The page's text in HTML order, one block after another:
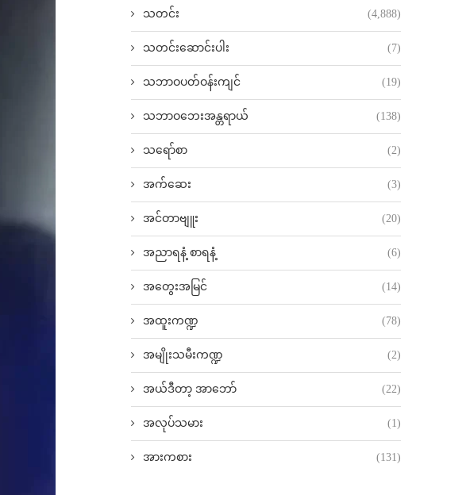
သတင်း (4,888)
သတင်းဆောင်းပါး (7)
သဘာဝပတ်ဝန်းကျင် (19)
သဘာဝဘေးအန္တရာယ် (138)
သရော်စာ (2)
အက်ဆေး (3)
အင်တာဗျူး (20)
အညာရနံ့ စာရနံ့ (6)
အတွေးအမြင် (14)
အထူးကဏ္ဍ (78)
အမျိုးသမီးကဏ္ဍ (2)
အယ်ဒီတာ့ အာဘော် (22)
အလုပ်သမား (1)
အားကစား (131)